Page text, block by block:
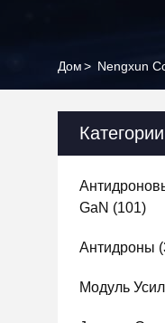
Дом> Nengxun
Категории
GaN (101)
Антидроны
Модуль